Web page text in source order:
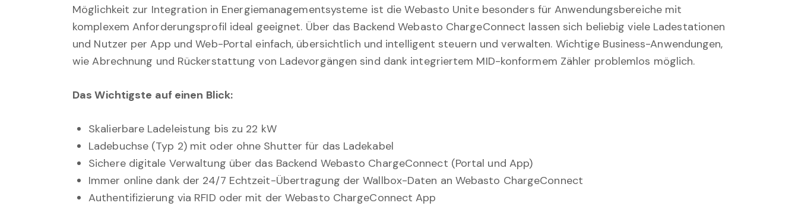
Möglichkeit zur Integration in Energiemanagementsysteme ist die Webasto Unite besonders für Anwendungsbereiche mit
komplexem Anforderungsprofil ideal geeignet. Über das Backend Webasto ChargeConnect lassen sich beliebig viele Ladestationen
und Nutzer per App und Web-Portal einfach, übersichtlich und intelligent steuern und verwalten. Wichtige Business-Anwendungen,
wie Abrechnung und Rückerstattung von Ladevorgängen sind dank integriertem MID-konformem Zähler problemlos möglich.
Das Wichtigste auf einen Blick:
Skalierbare Ladeleistung bis zu 22 kW
Ladebuchse (Typ 2) mit oder ohne Shutter für das Ladekabel
Sichere digitale Verwaltung über das Backend Webasto ChargeConnect (Portal und App)
Immer online dank der 24/7 Echtzeit-Übertragung der Wallbox-Daten an Webasto ChargeConnect
Authentifizierung via RFID oder mit der Webasto ChargeConnect App